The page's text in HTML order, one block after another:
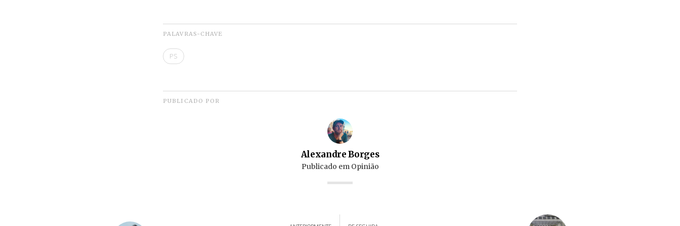
PALAVRAS-CHAVE
PS
PUBLICADO POR
Alexandre Borges
Publicado em Opinião